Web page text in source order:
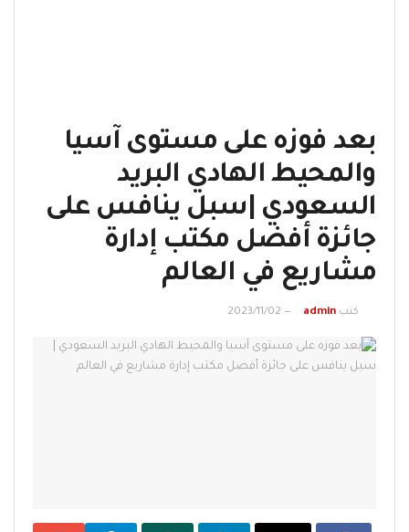
بعد فوزه على مستوى آسيا
والمحيط الهادي البريد
السعودي |سبل ينافس على
جائزة أفضل مكتب إدارة
مشاريع في العالم
كتب admin
2023/11/02